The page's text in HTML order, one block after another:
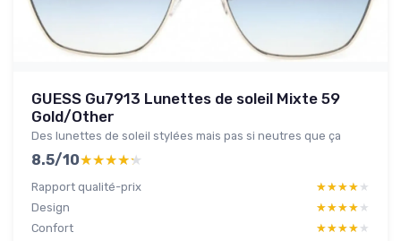
GUESS Gu7913 Lunettes de soleil Mixte 59
Gold/Other
Des lunettes de soleil stylées mais pas si neutres que ça
8.5/10★★★★★
★★★★★
Rapport qualité-prix ★★★★★
★★★★★
Design
★★★★★
★★★★★
Confort
★★★★★
★★★★★